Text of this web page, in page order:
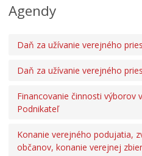
Tlačivá a agendy
Zmluvy, faktúry a objednávky
Projekty
Open Data mesta
Oznamovanie podozrení z
Povinne zverejňované
Zamestnanie v samospráve
Agendy
Daň za užívanie verejného
Daň za užívanie verejného
Financovanie činnosti výborov
Podnikateľ
Konanie verejného podujatia,
občanov, konanie verejnej